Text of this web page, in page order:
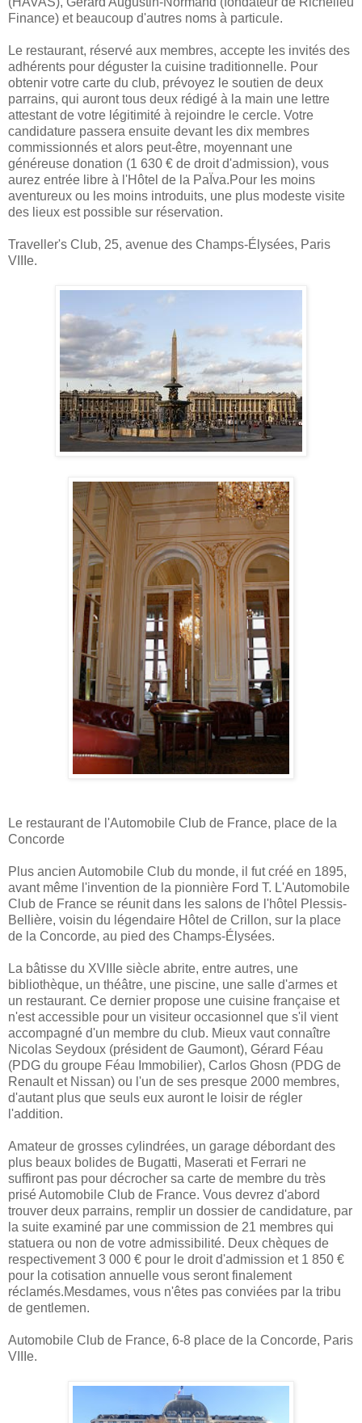
Finance) et beaucoup d'autres noms à particule.
Le restaurant, réservé aux membres, accepte les invités des
adhérents pour déguster la cuisine traditionnelle. Pour
obtenir votre carte du club, prévoyez le soutien de deux
parrains, qui auront tous deux rédigé à la main une lettre
attestant de votre légitimité à rejoindre le cercle. Votre
candidature passera ensuite devant les dix membres
commissionnés et alors peut-être, moyennant une
généreuse donation (1 630 € de droit d'admission), vous
aurez entrée libre à l'Hôtel de la PaÏva.Pour les moins
aventureux ou les moins introduits, une plus modeste visite
des lieux est possible sur réservation.
Traveller's Club, 25, avenue des Champs-Élysées, Paris
VIIIe.
Le restaurant de l'Automobile Club de France, place de la
Concorde
Plus ancien Automobile Club du monde, il fut créé en 1895,
avant même l'invention de la pionnière Ford T. L'Automobile
Club de France se réunit dans les salons de l'hôtel Plessis-
Bellière, voisin du légendaire Hôtel de Crillon, sur la place
de la Concorde, au pied des Champs-Élysées.
La bâtisse du XVIIIe siècle abrite, entre autres, une
bibliothèque, un théâtre, une piscine, une salle d'armes et
un restaurant. Ce dernier propose une cuisine française et
n'est accessible pour un visiteur occasionnel que s'il vient
accompagné d'un membre du club. Mieux vaut connaître
Nicolas Seydoux (président de Gaumont), Gérard Féau
(PDG du groupe Féau Immobilier), Carlos Ghosn (PDG de
Renault et Nissan) ou l'un de ses presque 2000 membres,
d'autant plus que seuls eux auront le loisir de régler
l'addition.
Amateur de grosses cylindrées, un garage débordant des
plus beaux bolides de Bugatti, Maserati et Ferrari ne
suffiront pas pour décrocher sa carte de membre du très
prisé Automobile Club de France. Vous devrez d'abord
trouver deux parrains, remplir un dossier de candidature, par
la suite examiné par une commission de 21 membres qui
statuera ou non de votre admissibilité. Deux chèques de
respectivement 3 000 € pour le droit d'admission et 1 850 €
pour la cotisation annuelle vous seront finalement
réclamés.Mesdames, vous n'êtes pas conviées par la tribu
de gentlemen.
Automobile Club de France, 6-8 place de la Concorde, Paris
VIIIe.